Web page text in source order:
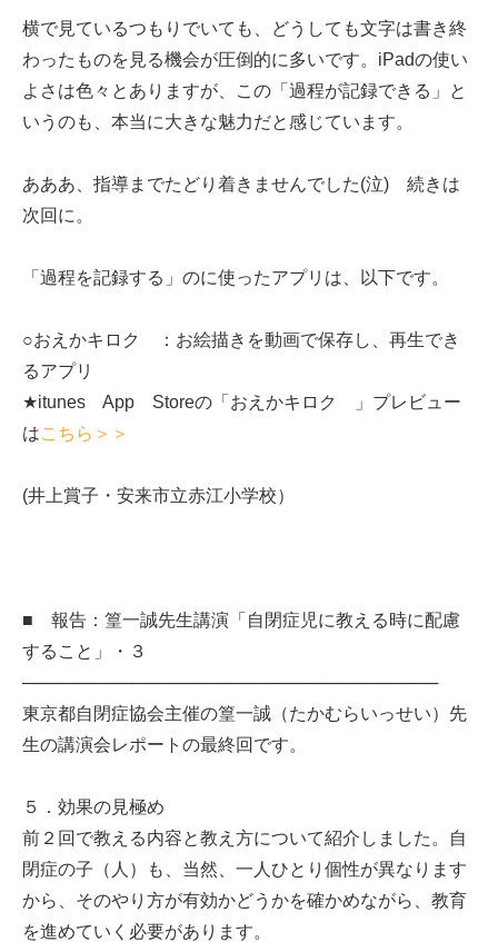
横で見ているつもりでいても、どうしても文字は書き終
わったものを見る機会が圧倒的に多いです。iPadの使い
よさは色々とありますが、この「過程が記録できる」と
いうのも、本当に大きな魅力だと感じています。
あああ、指導までたどり着きませんでした(泣) 続きは
次回に。
「過程を記録する」のに使ったアプリは、以下です。
○おえかキロク ：お絵描きを動画で保存し、再生でき
るアプリ
★itunes App Storeの「おえかキロク 」プレビュー
はこちら＞＞
(井上賞子・安来市立赤江小学校）
■ 報告：篁一誠先生講演「自閉症児に教える時に配慮
すること」・３
──────────────────────────────────
東京都自閉症協会主催の篁一誠（たかむらいっせい）先
生の講演会レポートの最終回です。
５．効果の見極め
前２回で教える内容と教え方について紹介しました。自
閉症の子（人）も、当然、一人ひとり個性が異なります
から、そのやり方が有効かどうかを確かめながら、教育
を進めていく必要があります。